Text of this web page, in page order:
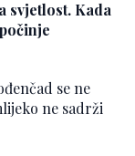
svjetlost. Kada
se ne
ne sadrži